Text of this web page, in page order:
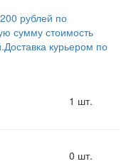
рублей по
сумму стоимость
Доставка курьером по
1 шт.
0 шт.